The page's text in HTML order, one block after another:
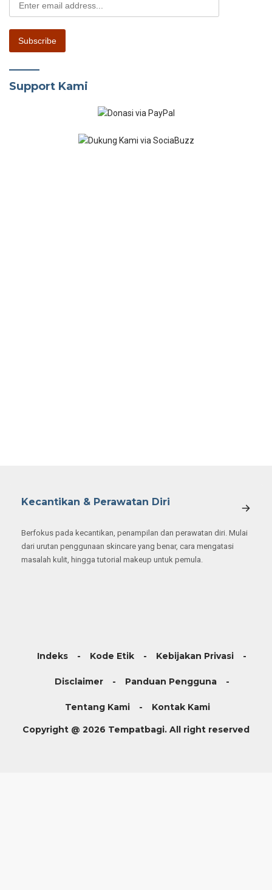
Support Kami
Kecantikan & Perawatan Diri
Berfokus pada kecantikan, penampilan dan perawatan diri. Mulai
dari urutan penggunaan skincare yang benar, cara mengatasi
masalah kulit, hingga tutorial makeup untuk pemula.
Indeks Kode Etik Kebijakan Privasi
Disclaimer Panduan Pengguna
Tentang Kami Kontak Kami
Copyright @ 2026 Tempatbagi. All right reserved